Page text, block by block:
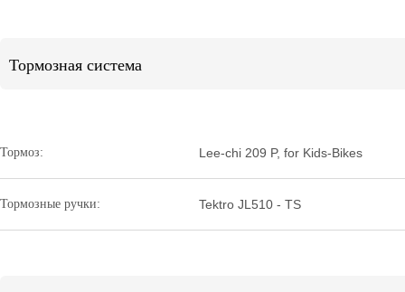
Тормозная система
Тормоз: Lee-chi 209 P, for Kids-Bikes
Тормозные ручки: Tektro JL510 - TS